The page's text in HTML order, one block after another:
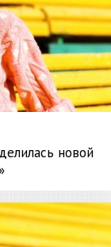
новой